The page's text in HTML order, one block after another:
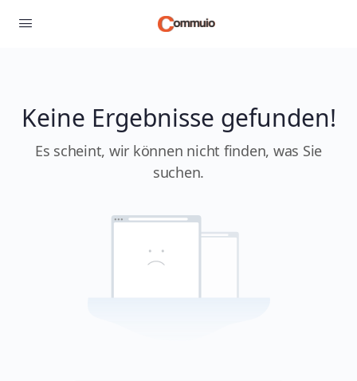
Keine Ergebnisse gefunden!
Es scheint, wir können nicht finden, was Sie
suchen.